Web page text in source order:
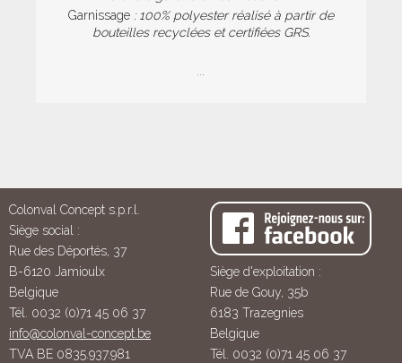
Garnissage: 100% polyester réalisé à partir de
bouteilles recyclées et certifiées GRS.
Colonval Concept s.p.r.l.
Siège social :
Rue des Déportés, 37
B-6120 Jamioulx
Belgique
Tél. 0032 (0)71 45 06 37
info@colonval-concept.be
TVA BE 0835.937.981
Siège d'exploitation :
Rue de Gouy, 35b
6183 Trazegnies
Belgique
Tél. 0032 (0)71 45 06 37